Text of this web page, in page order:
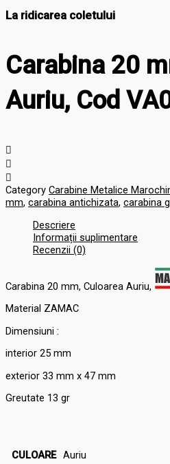
La ridicarea coletului
Carabina 20
Auriu, Cod
Category Carabine Metalice
mm, carabina antichizata, carabina
Descriere
Informații suplimentare
Recenzii (0)
Carabina 20 mm, Culoarea Auriu,
Material ZAMAC
Dimensiuni :
interior 25 mm
exterior 33 mm x 47 mm
Greutate 13 gr
CULOARE Auriu